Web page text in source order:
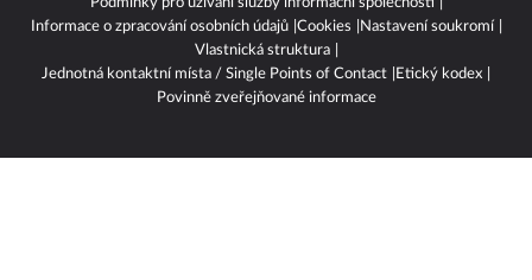
se sídlem náměstí Marie Schmolkové 3493/1, 100 00 Praha 10 -
Strašnice, IČO: 02346826, zapsána v OR, sp.zn. B 19490 a dodavatelé
Autorská práva k publikovaným materiálům
Podmínky pro užívání služby informační společnosti
Vlastnická struktura